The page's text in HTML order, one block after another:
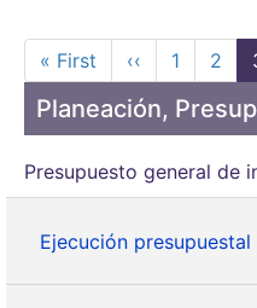
Planeación,
Presupuesto general de
Ejecución presupuestal
Paginación
Primera página
« First Página
‹‹ Page
1 Page
2